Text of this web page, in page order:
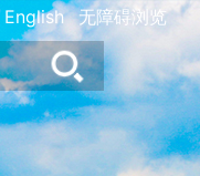
无障碍浏览
English